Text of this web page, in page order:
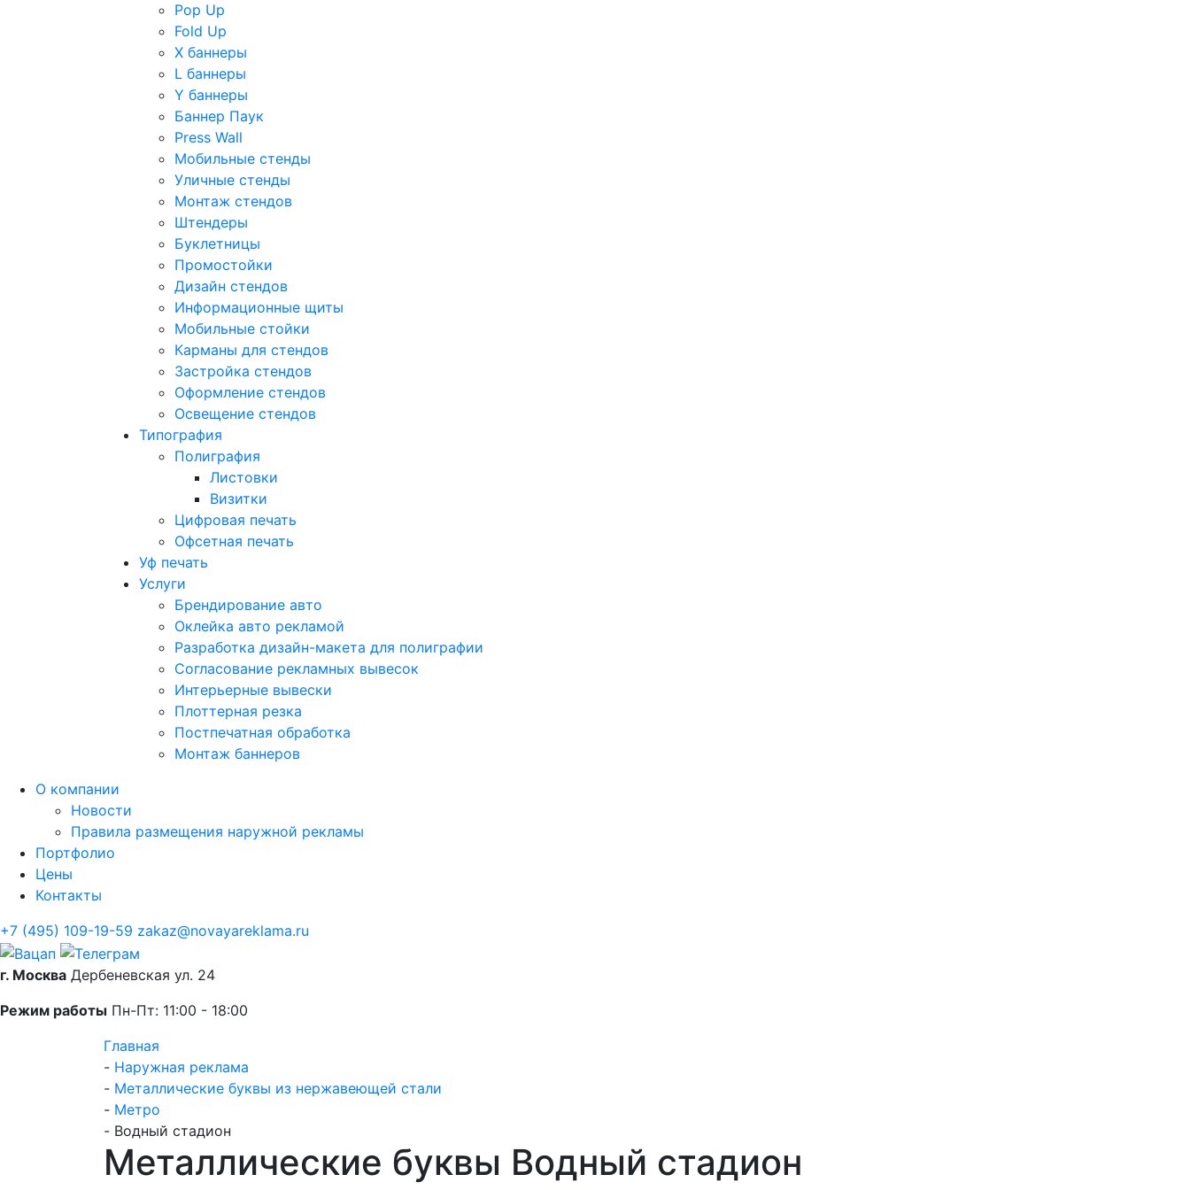
Pop Up
Fold Up
Х баннеры
L баннеры
Y баннеры
Баннер Паук
Press Wall
Мобильные стенды
Уличные стенды
Монтаж стендов
Штендеры
Буклетницы
Промостойки
Дизайн стендов
Информационные щиты
Мобильные стойки
Карманы для стендов
Застройка стендов
Оформление стендов
Освещение стендов
Типография
Полиграфия
Листовки
Визитки
Цифровая печать
Офсетная печать
Уф печать
Услуги
Брендирование авто
Оклейка авто рекламой
Разработка дизайн-макета для полиграфии
Согласование рекламных вывесок
Интерьерные вывески
Плоттерная резка
Постпечатная обработка
Монтаж баннеров
О компании
Новости
Правила размещения наружной рекламы
Портфолио
Цены
Контакты
+7 (495) 109-19-59 zakaz@novayareklama.ru
г. Москва Дербеневская ул. 24
Режим работы Пн-Пт: 11:00 - 18:00
Главная
- Наружная реклама
- Металлические буквы из нержавеющей стали
- Метро
- Водный стадион
Металлические буквы Водный стадион